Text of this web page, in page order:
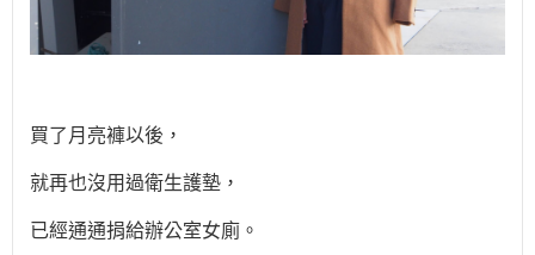
買了月亮褲以後，
就再也沒用過衛生護墊，
已經通通捐給辦公室女廁。